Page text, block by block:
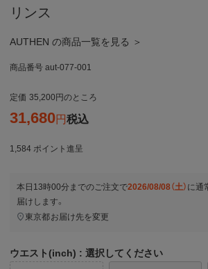
リンス
AUTHEN の商品一覧を見る ＞
商品番号 aut-077-001
定価 35,200 のところ
31,680 税込
1,584 ポイント進呈
本日 13時00分 までのご注文で2026/08/08（土） に通
届けします。
東京都お届け先を変更
ウエスト(inch) 選択してください